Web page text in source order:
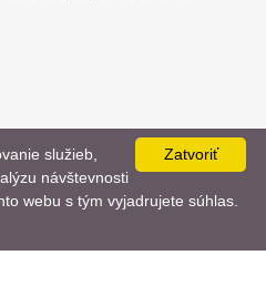
📨
Zatvoriť
služieb,
návštevnosti
webu s tým vyjadrujete súhlas.